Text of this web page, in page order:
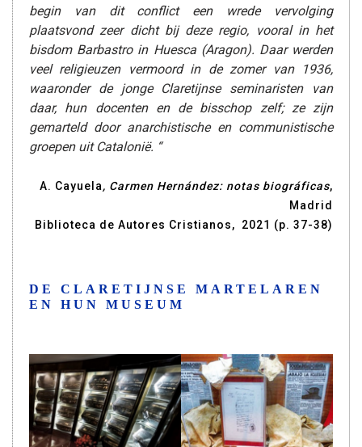
begin van dit conflict een wrede vervolging
plaatsvond zeer dicht bij deze regio, vooral in het
bisdom Barbastro in Huesca (Aragon). Daar werden
veel religieuzen vermoord in de zomer van 1936,
waaronder de jonge Claretijnse seminaristen van
daar, hun docenten en de bisschop zelf; ze zijn
gemarteld door anarchistische en communistische
groepen uit Catalonië. “
A. Cayuela, Carmen Hernández: notas biográficas,
Madrid
Biblioteca de Autores Cristianos, 2021 (p. 37-38)
DE CLARETIJNSE MARTELAREN
EN HUN MUSEUM